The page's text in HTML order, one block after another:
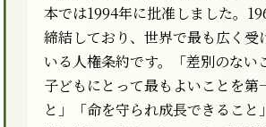
本では1994年に批准しました。
締結しており、世界で最も広く受
いる人権条約です。「差別のない
子どもにとって最もよいことを第
と」「命を守られ成長できること